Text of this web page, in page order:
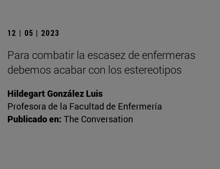
12 | 05 | 2023
Para combatir la escasez de enfermeras
debemos acabar con los estereotipos
Hildegart González Luis
Profesora de la Facultad de Enfermería
Publicado en: The Conversation